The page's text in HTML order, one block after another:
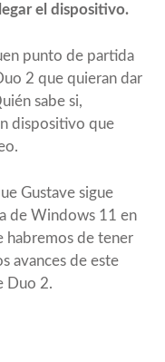
el dispositivo.
punto de partida
2 que quieran dar
sabe si,
dispositivo que
Gustave sigue
de Windows 11 en
habremos de tener
avances de este
Duo 2.